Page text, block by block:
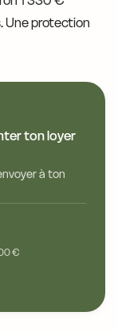
Une protection
ton loyer
à ton
€